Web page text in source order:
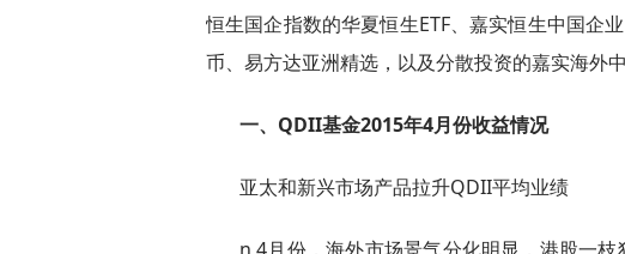
恒生国企指数的华夏恒生ETF、嘉实恒生中国企
币、易方达亚洲精选，以及分散投资的嘉实海外中
一、QDII基金2015年4月份收益情况
亚太和新兴市场产品拉升QDII平均业绩